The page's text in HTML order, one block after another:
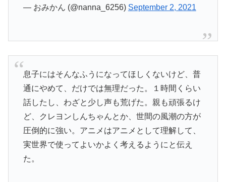
— おみかん (@nanna_6256) September 2, 2021
息子にはそんなふうになってほしくないけど、普
通にやめて、だけでは無理だった。１時間くらい
話したし、わざと少し声も荒げた。親も頑張るけ
ど、クレヨンしんちゃんとか、世間の風潮の方が
圧倒的に強い。アニメはアニメとして理解して、
実世界で使ってよいかよく考えるようにと伝え
た。